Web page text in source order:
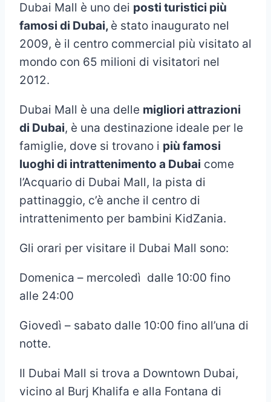
Dubai Mall è uno dei posti turistici più
famosi di Dubai, è stato inaugurato nel
2009, è il centro commercial più visitato al
mondo con 65 milioni di visitatori nel
2012.
Dubai Mall è una delle migliori attrazioni
di Dubai, è una destinazione ideale per le
famiglie, dove si trovano i più famosi
luoghi di intrattenimento a Dubai come
l’Acquario di Dubai Mall, la pista di
pattinaggio, c’è anche il centro di
intrattenimento per bambini KidZania.
Gli orari per visitare il Dubai Mall sono:
Domenica – mercoledì dalle 10:00 fino
alle 24:00
Giovedì – sabato dalle 10:00 fino all’una di
notte.
Il Dubai Mall si trova a Downtown Dubai,
vicino al Burj Khalifa e alla Fontana di